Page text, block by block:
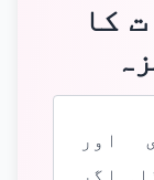
کا
اور
اگر